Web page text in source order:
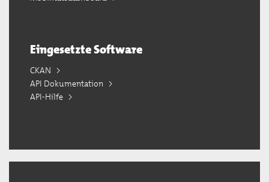
Eingesetzte Software
CKAN
API Dokumentation
API-Hilfe